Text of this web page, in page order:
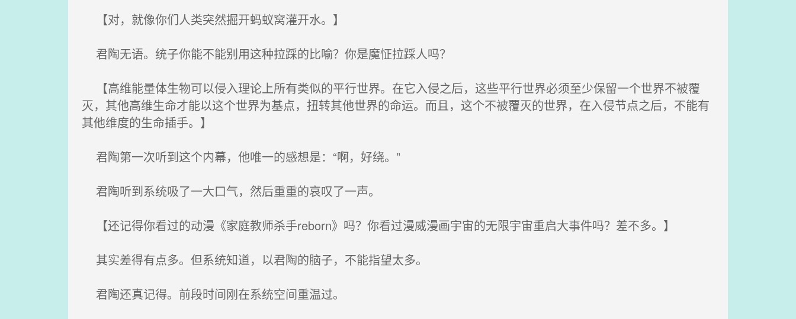
【对，就像你们人类突然掘开蚂蚁窝灌开水。】
君陶无语。统子你能不能别用这种拉踩的比喻？你是魔怔拉踩人吗？
【高维能量体生物可以侵入理论上所有类似的平行世界。在它入侵之后，这些平行世界必须至少保留一个世界不被覆
灭，其他高维生命才能以这个世界为基点，扭转其他世界的命运。而且，这个不被覆灭的世界，在入侵节点之后，不能有
其他维度的生命插手。】
君陶第一次听到这个内幕，他唯一的感想是：“啊，好绕。”
君陶听到系统吸了一大口气，然后重重的哀叹了一声。
【还记得你看过的动漫《家庭教师杀手reborn》吗？你看过漫威漫画宇宙的无限宇宙重启大事件吗？差不多。】
其实差得有点多。但系统知道，以君陶的脑子，不能指望太多。
君陶还真记得。前段时间刚在系统空间重温过。